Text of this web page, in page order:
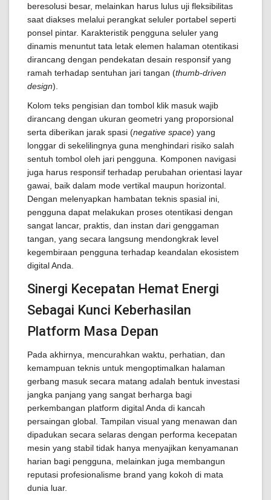
beresolusi besar, melainkan harus lulus uji fleksibilitas
saat diakses melalui perangkat seluler portabel seperti
ponsel pintar. Karakteristik pengguna seluler yang
dinamis menuntut tata letak elemen halaman otentikasi
dirancang dengan pendekatan desain responsif yang
ramah terhadap sentuhan jari tangan (thumb-driven
design).
Kolom teks pengisian dan tombol klik masuk wajib
dirancang dengan ukuran geometri yang proporsional
serta diberikan jarak spasi (negative space) yang
longgar di sekelilingnya guna menghindari risiko salah
sentuh tombol oleh jari pengguna. Komponen navigasi
juga harus responsif terhadap perubahan orientasi layar
gawai, baik dalam mode vertikal maupun horizontal.
Dengan melenyapkan hambatan teknis spasial ini,
pengguna dapat melakukan proses otentikasi dengan
sangat lancar, praktis, dan instan dari genggaman
tangan, yang secara langsung mendongkrak level
kegembiraan pengguna terhadap keandalan ekosistem
digital Anda.
Sinergi Kecepatan Hemat Energi
Sebagai Kunci Keberhasilan
Platform Masa Depan
Pada akhirnya, mencurahkan waktu, perhatian, dan
kemampuan teknis untuk mengoptimalkan halaman
gerbang masuk secara matang adalah bentuk investasi
jangka panjang yang sangat berharga bagi
perkembangan platform digital Anda di kancah
persaingan global. Tampilan visual yang menawan dan
dipadukan secara selaras dengan performa kecepatan
mesin yang stabil tidak hanya menyajikan kenyamanan
harian bagi pengguna, melainkan juga membangun
reputasi profesionalisme brand yang kokoh di mata
dunia luar.